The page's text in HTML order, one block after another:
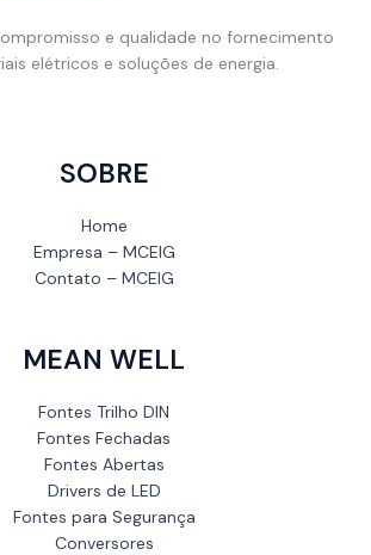
e qualidade no fornecimento
elétricos e soluções de energia.
SOBRE
Home
Empresa – MCEIG
Contato – MCEIG
MEAN WELL
Fontes Trilho DIN
Fontes Fechadas
Fontes Abertas
Drivers de LED
Fontes para Segurança
Conversores